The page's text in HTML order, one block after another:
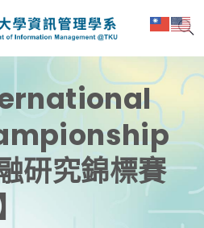
研究錦標賽